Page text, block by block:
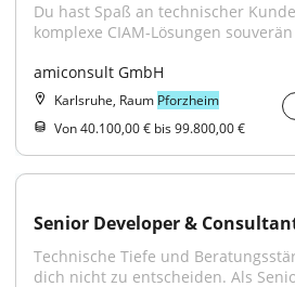
Du hast Spaß an technischer
komplexe CIAM-Lösungen
amiconsult GmbH
Karlsruhe, Raum Pforzheim
Von 40.100,00 € bis 99.800,00 €
Senior Developer &
Technische Tiefe und
dich nicht zu entscheiden. Als